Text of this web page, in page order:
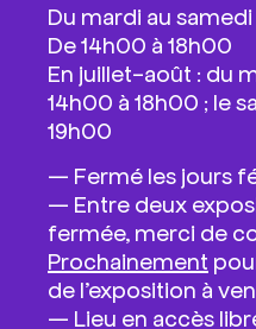
Du mardi au samedi
De 14h00 à 18h00
En juillet-août : du
14h00 à 18h00 ; le
19h00
— Fermé les jours
— Entre deux
fermée, merci de
Prochainement
de l’exposition à
— Lieu en accès